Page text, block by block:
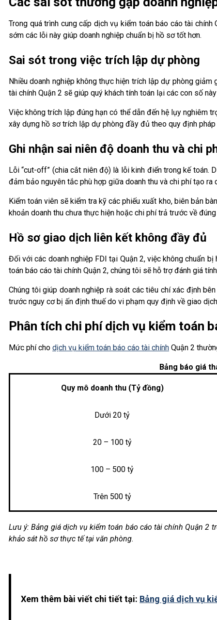
Trong quá trình cung cấp dịch vụ kiểm toán báo cáo tài
sớm các lỗi này giúp doanh nghiệp chuẩn bị hồ sơ tốt hơn.
Sai sót trong việc trích lập dự phòng
Nhiều doanh nghiệp không thực hiện trích lập dự phòng
tài chính Quận 2 sẽ giúp quý khách tính toán lại các con số
Việc không trích lập đúng hạn có thể dẫn đến hệ lụy nghiêm
xây dựng hồ sơ trích lập dự phòng đầy đủ theo quy định pháp
Ghi nhận sai niên độ doanh thu và chi
Lỗi “cut-off” (chia cắt niên độ) là lỗi kinh điển trong kế toán.
đảm bảo nguyên tắc phù hợp giữa doanh thu và chi phí tạo ra
Kiểm toán viên sẽ kiểm tra kỹ các phiếu xuất kho, biên bản
khoản doanh thu chưa thực hiện hoặc chi phí trả trước về
Hồ sơ giao dịch liên kết không đầy đủ
Đối với các doanh nghiệp FDI tại Quận 2, việc không chuẩn
toán báo cáo tài chính Quận 2, chúng tôi sẽ hỗ trợ đánh giá
Chúng tôi giúp doanh nghiệp rà soát các tiêu chí xác định
trước nguy cơ bị ấn định thuế do vi phạm quy định về giao
Phân tích chi phí dịch vụ kiểm toán
Mức phí cho dịch vụ kiểm toán báo cáo tài chính Quận 2
Bảng báo giá
Quy mô doanh thu (Tỷ đồng)
Dưới 20 tỷ
20 – 100 tỷ
100 – 500 tỷ
Trên 500 tỷ
Lưu ý: Bảng giá dịch vụ kiểm toán báo cáo tài chính Quận 2
khảo sát hồ sơ thực tế tại văn phòng.
Xem thêm bài viết chi tiết tại: Bảng giá dịch vụ